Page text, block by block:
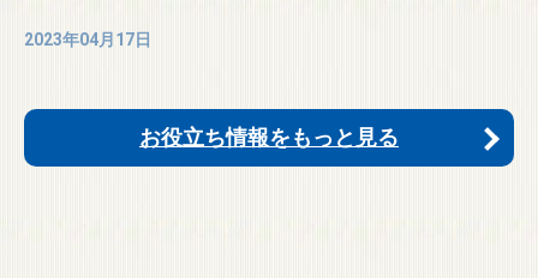
2023年04月17日
お役立ち情報をもっと見る